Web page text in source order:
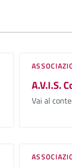
A.V.I.S.
Vai al